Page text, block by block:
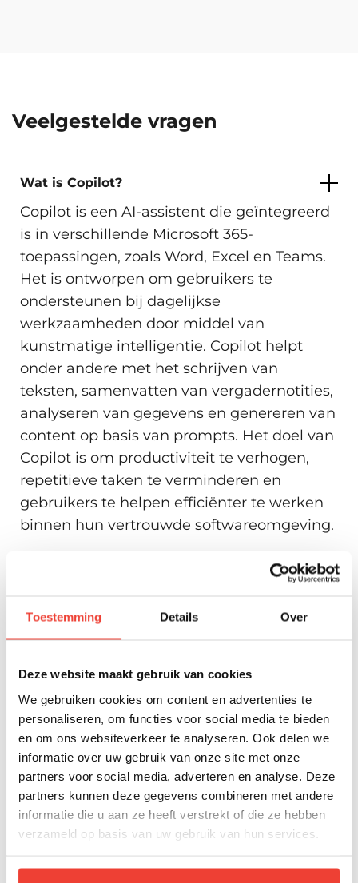
Toestemming Details Over
Deze website maakt gebruik van cookies
We gebruiken cookies om content en advertenties te
personaliseren, om functies voor social media te bieden
en om ons websiteverkeer te analyseren. Ook delen we
informatie over uw gebruik van onze site met onze
partners voor social media, adverteren en analyse. Deze
partners kunnen deze gegevens combineren met andere
informatie die u aan ze heeft verstrekt of die ze hebben
verzameld op basis van uw gebruik van hun services.
Veelgestelde vragen
Wat is Copilot?
Copilot is een AI-assistent die geïntegreerd
is in verschillende Microsoft 365-
toepassingen, zoals Word, Excel en Teams.
Het is ontworpen om gebruikers te
ondersteunen bij dagelijkse
werkzaamheden door middel van
kunstmatige intelligentie. Copilot helpt
onder andere met het schrijven van
teksten, samenvatten van vergadernotities,
analyseren van gegevens en genereren van
content op basis van prompts. Het doel van
Copilot is om productiviteit te verhogen,
repetitieve taken te verminderen en
gebruikers te helpen efficiënter te werken
binnen hun vertrouwde softwareomgeving.
toepassingen, waarbij kunstmatige
intelligentie wordt ingezet om het werk te
vereenvoudigen. Enkele van de
belangrijkste functionaliteiten van Copilot
zijn:
Teksten genereren en bewerken: In Word helpt
Copilot bij het schrijven, herschrijven en
samenvatten van documenten op basis van korte
instructies.